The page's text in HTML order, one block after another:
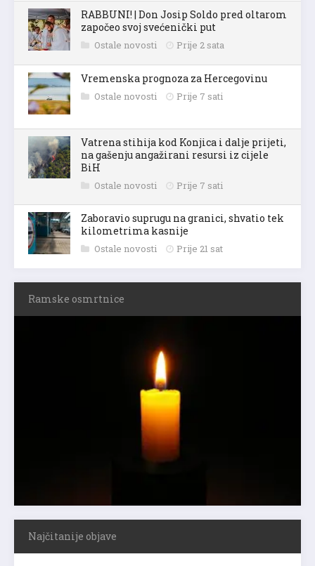
RABBUNI! | Don Josip Soldo pred oltarom
započeo svoj svećenički put
Ostale novosti Prije 2 sata
Vremenska prognoza za Hercegovinu
Ostale novosti Prije 7 sati
Vatrena stihija kod Konjica i dalje prijeti,
na gašenju angažirani resursi iz cijele
BiH
Ostale novosti Prije 7 sati
Zaboravio suprugu na granici, shvatio tek
kilometrima kasnije
Ostale novosti Prije 21 sat
Ramske osmrtnice
Najčitanije objave